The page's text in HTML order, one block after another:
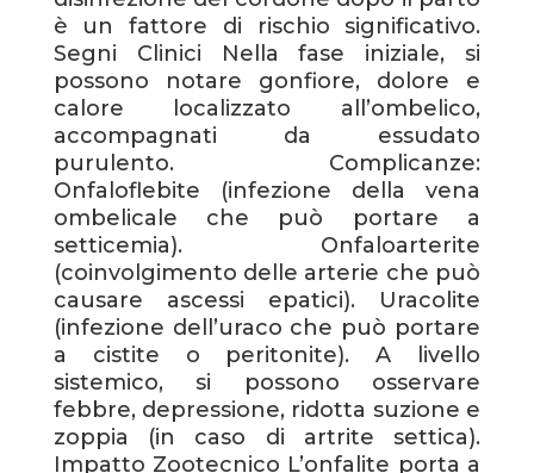
è un fattore di rischio significativo.
Segni Clinici Nella fase iniziale, si
possono notare gonfiore, dolore e
calore localizzato all’ombelico,
accompagnati da essudato
purulento. Complicanze:
Onfaloflebite (infezione della vena
ombelicale che può portare a
setticemia). Onfaloarterite
(coinvolgimento delle arterie che può
causare ascessi epatici). Uracolite
(infezione dell’uraco che può portare
a cistite o peritonite). A livello
sistemico, si possono osservare
febbre, depressione, ridotta suzione e
zoppia (in caso di artrite settica).
Impatto Zootecnico L’onfalite porta a